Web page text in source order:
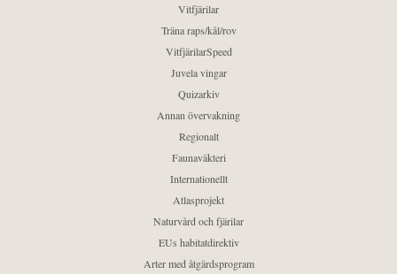
Vitfjärilar
Träna raps/kål/rov
VitfjärilarSpeed
Juvela vingar
Quizarkiv
Annan övervakning
Regionalt
Faunaväkteri
Internationellt
Atlasprojekt
Naturvård och fjärilar
EUs habitatdirektiv
Arter med åtgärdsprogram